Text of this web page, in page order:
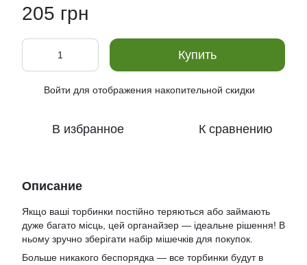
205 грн
Купить
Войти для отображения накопительной скидки
В избранное К сравнению
Описание
Якщо ваші торбинки постійно теряються або займають
дуже багато місць, цей органайзер — ідеальне рішення! В
ньому зручно зберігати набір мішечків для покупок.
Больше никакого беспорядка — все торбинки будут в